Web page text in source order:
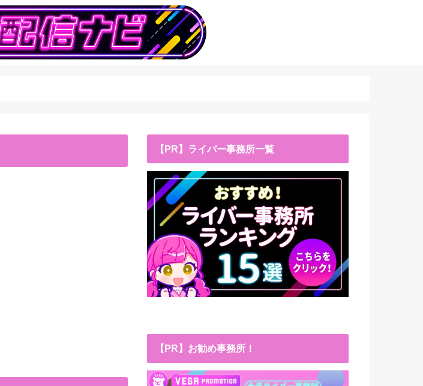
【PR】ライバー事務所一覧
【PR】お勧め事務所！